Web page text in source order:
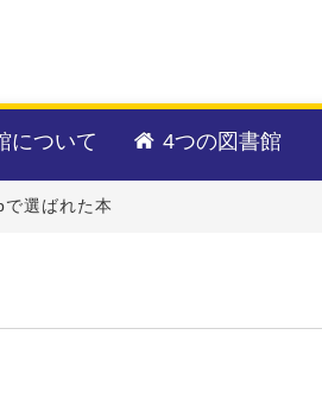
について 4つの図書館
選ばれた本